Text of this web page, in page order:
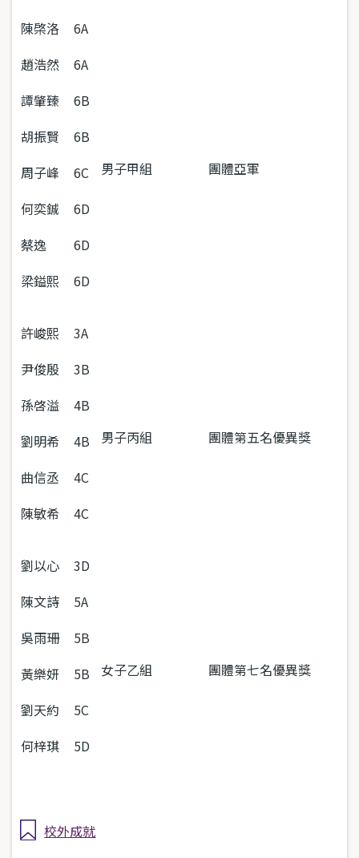
陳棨洛
趙浩然
譚肇臻
胡振賢
周子峰
何奕鋮
蔡逸
梁鎰熙
6A
6A
6B
6B
6C
6D
6D
6D
男子甲組 團體亞軍
許峻熙
尹俊殷
孫啓溢
劉明希
曲信丞
陳敏希
3A
3B
4B
4B
4C
4C
男子丙組 團體第五名優異獎
劉以心
陳文詩
吳雨珊
黃樂妍
劉天約
何梓琪
3D
5A
5B
5B
5C
5D
女子乙組 團體第七名優異獎
校外成就